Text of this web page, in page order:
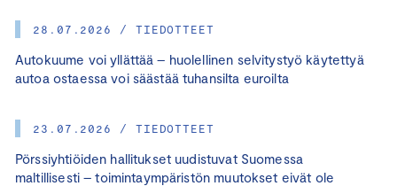
28.07.2026 / TIEDOTTEET
Autokuume voi yllättää – huolellinen selvitystyö käytettyä
autoa ostaessa voi säästää tuhansilta euroilta
23.07.2026 / TIEDOTTEET
Pörssiyhtiöiden hallitukset uudistuvat Suomessa
maltillisesti – toimintaympäristön muutokset eivät ole